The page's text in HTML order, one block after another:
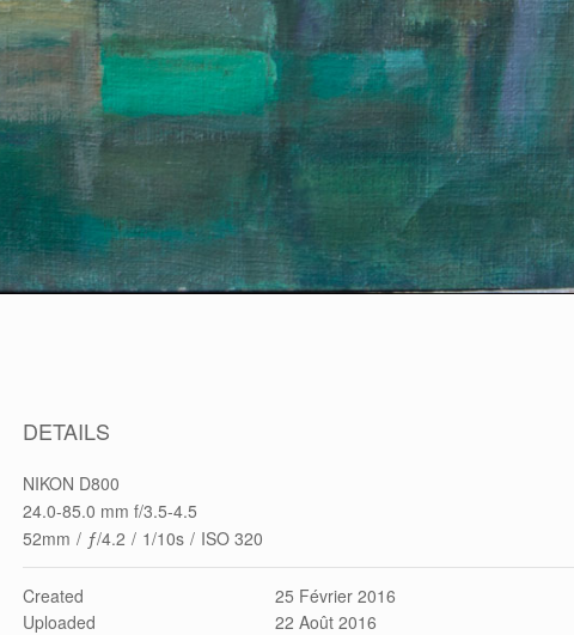
DETAILS
NIKON D800
24.0-85.0 mm f/3.5-4.5
52mm / ƒ/4.2 / 1/10s / ISO 320
Created
25 Février 2016
Uploaded
22 Août 2016